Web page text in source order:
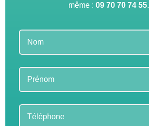
même : 09 70 70 74 55.
Leave
this
field